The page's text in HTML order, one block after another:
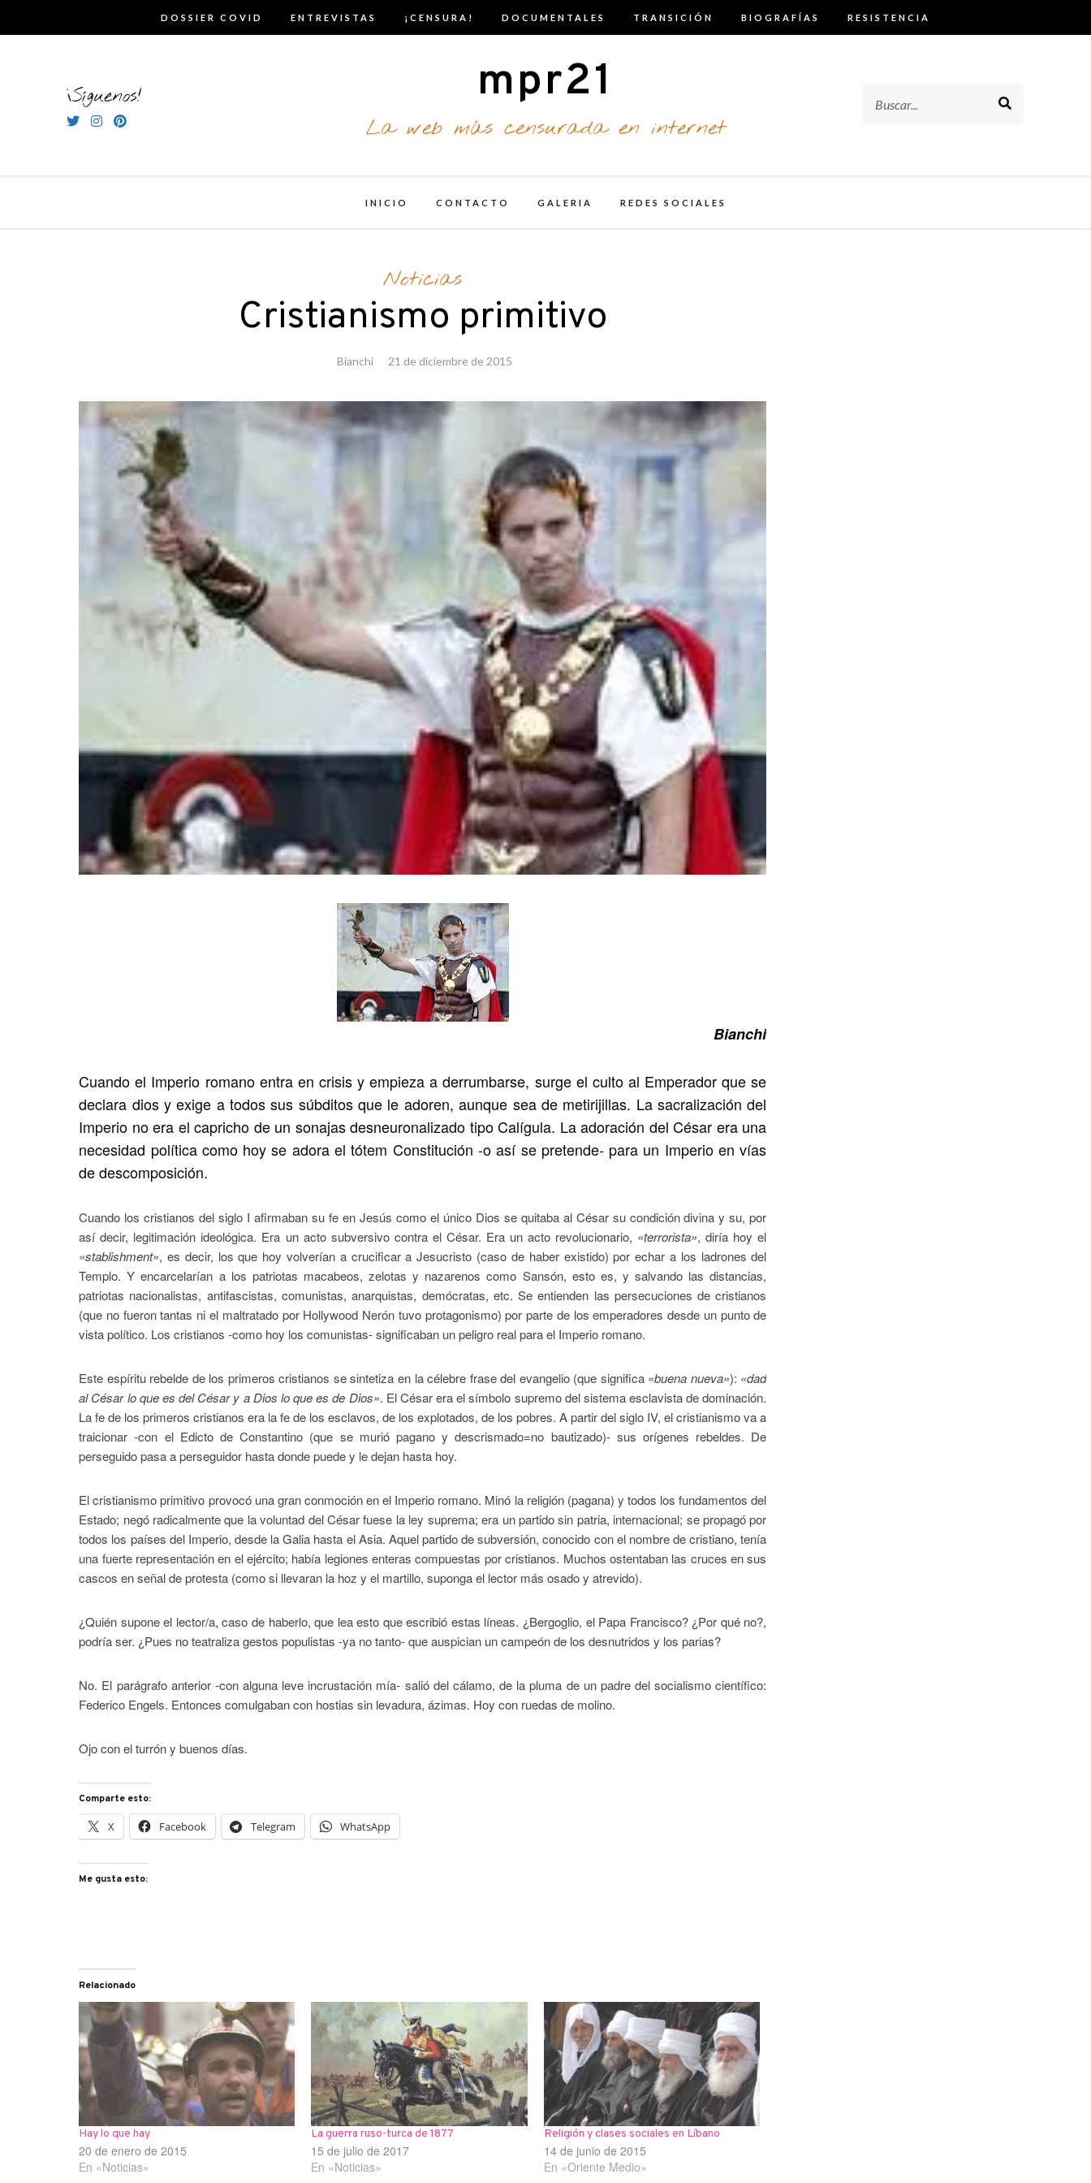
DOSSIER COVID ENTREVISTAS ¡CENSURA! DOCUMENTALES TRANSICIÓN BIOGRAFÍAS RESISTENCIA
¡Síguenos! mpr21
La web más censurada en internet
INICIO CONTACTO GALERIA REDES SOCIALES
Noticias
Cristianismo primitivo
Bianchi 21 de diciembre de 2015
Bianchi
Cuando el Imperio romano entra en crisis y empieza a derrumbarse, surge el culto al Emperador que se
declara dios y exige a todos sus súbditos que le adoren, aunque sea de metirijillas. La sacralización del
Imperio no era el capricho de un sonajas desneuronalizado tipo Calígula. La adoración del César era una
necesidad política como hoy se adora el tótem Constitución -o así se pretende- para un Imperio en vías
de descomposición.
Cuando los cristianos del siglo I afirmaban su fe en Jesús como el único Dios se quitaba al César su condición divina y su, por
así decir, legitimación ideológica. Era un acto subversivo contra el César. Era un acto revolucionario, «terrorista», diría hoy el
«stablishment», es decir, los que hoy volverían a crucificar a Jesucristo (caso de haber existido) por echar a los ladrones del
Templo. Y encarcelarían a los patriotas macabeos, zelotas y nazarenos como Sansón, esto es, y salvando las distancias,
patriotas nacionalistas, antifascistas, comunistas, anarquistas, demócratas, etc. Se entienden las persecuciones de cristianos
(que no fueron tantas ni el maltratado por Hollywood Nerón tuvo protagonismo) por parte de los emperadores desde un punto de
vista político. Los cristianos -como hoy los comunistas- significaban un peligro real para el Imperio romano.
Este espíritu rebelde de los primeros cristianos se sintetiza en la célebre frase del evangelio (que significa «buena nueva»): «dad
al César lo que es del César y a Dios lo que es de Dios». El César era el símbolo supremo del sistema esclavista de dominación.
La fe de los primeros cristianos era la fe de los esclavos, de los explotados, de los pobres. A partir del siglo IV, el cristianismo va a
traicionar -con el Edicto de Constantino (que se murió pagano y descrismado=no bautizado)- sus orígenes rebeldes. De
perseguido pasa a perseguidor hasta donde puede y le dejan hasta hoy.
El cristianismo primitivo provocó una gran conmoción en el Imperio romano. Minó la religión (pagana) y todos los fundamentos del
Estado; negó radicalmente que la voluntad del César fuese la ley suprema; era un partido sin patria, internacional; se propagó por
todos los países del Imperio, desde la Galia hasta el Asia. Aquel partido de subversión, conocido con el nombre de cristiano, tenía
una fuerte representación en el ejército; había legiones enteras compuestas por cristianos. Muchos ostentaban las cruces en sus
cascos en señal de protesta (como si llevaran la hoz y el martillo, suponga el lector más osado y atrevido).
¿Quién supone el lector/a, caso de haberlo, que lea esto que escribió estas líneas. ¿Bergoglio, el Papa Francisco? ¿Por qué no?,
podría ser. ¿Pues no teatraliza gestos populistas -ya no tanto- que auspician un campeón de los desnutridos y los parias?
No. El parágrafo anterior -con alguna leve incrustación mía- salió del cálamo, de la pluma de un padre del socialismo científico:
Federico Engels. Entonces comulgaban con hostias sin levadura, ázimas. Hoy con ruedas de molino.
Ojo con el turrón y buenos días.
Comparte esto:
X Facebook Telegram WhatsApp
Me gusta esto:
Relacionado
Hay lo que hay
20 de enero de 2015
En «Noticias»
La guerra ruso-turca de 1877
15 de julio de 2017
En «Noticias»
Religión y clases sociales en Líbano
14 de junio de 2015
En «Oriente Medio»